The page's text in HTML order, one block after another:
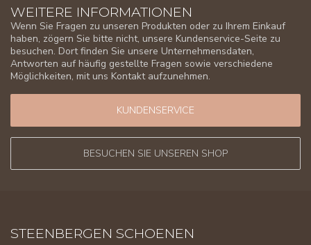
WEITERE INFORMATIONEN
Wenn Sie Fragen zu unseren Produkten oder zu Ihrem Einkauf
haben, zögern Sie bitte nicht, unsere Kundenservice-Seite zu
besuchen. Dort finden Sie unsere Unternehmensdaten,
Antworten auf häufig gestellte Fragen sowie verschiedene
Möglichkeiten, mit uns Kontakt aufzunehmen.
KUNDENSERVICE
BESUCHEN SIE UNSEREN SHOP
STEENBERGEN SCHOENEN